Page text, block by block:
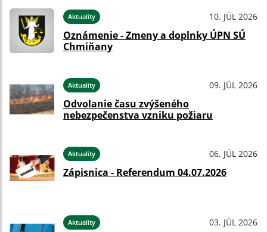
Aktuality 10. JÚL 2026
Oznámenie - Zmeny a doplnky ÚPN SÚ
Chmiňany
Aktuality 09. JÚL 2026
Odvolanie času zvýšeného
nebezpečenstva vzniku požiaru
Aktuality 06. JÚL 2026
Zápisnica - Referendum 04.07.2026
Aktuality 03. JÚL 2026